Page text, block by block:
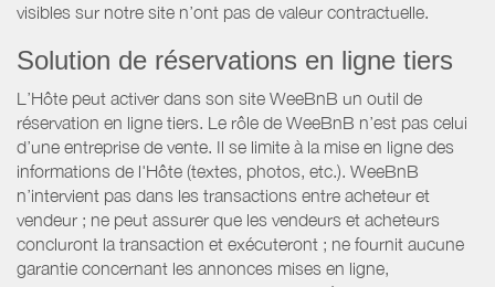
visibles sur notre site n’ont pas de valeur contractuelle.
Solution de réservations en ligne tiers
L’Hôte peut activer dans son site WeeBnB un outil de
réservation en ligne tiers. Le rôle de WeeBnB n’est pas celui
d’une entreprise de vente. Il se limite à la mise en ligne des
informations de l'Hôte (textes, photos, etc.). WeeBnB
n’intervient pas dans les transactions entre acheteur et
vendeur ; ne peut assurer que les vendeurs et acheteurs
concluront la transaction et exécuteront ; ne fournit aucune
garantie concernant les annonces mises en ligne,